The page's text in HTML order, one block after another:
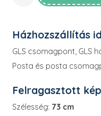
Házhozszállítás
GLS csomagpont, GLS
Posta és posta
Felragasztott
Szélesség: 73 cm